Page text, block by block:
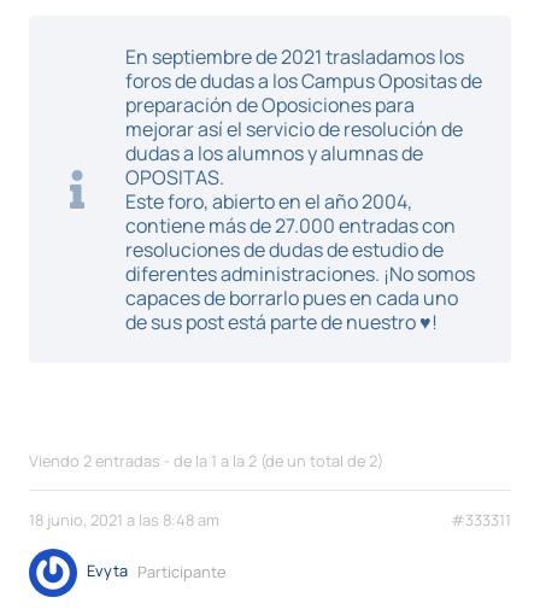
En septiembre de 2021 trasladamos los
foros de dudas a los Campus Opositas de
preparación de Oposiciones para
mejorar así el servicio de resolución de
dudas a los alumnos y alumnas de
OPOSITAS.
Este foro, abierto en el año 2004,
contiene más de 27.000 entradas con
resoluciones de dudas de estudio de
diferentes administraciones. ¡No somos
capaces de borrarlo pues en cada uno
de sus post está parte de nuestro ♥!
Viendo 2 entradas - de la 1 a la 2 (de un total de 2)
18 junio, 2021 a las 8:48 am #333311
Evyta Participante